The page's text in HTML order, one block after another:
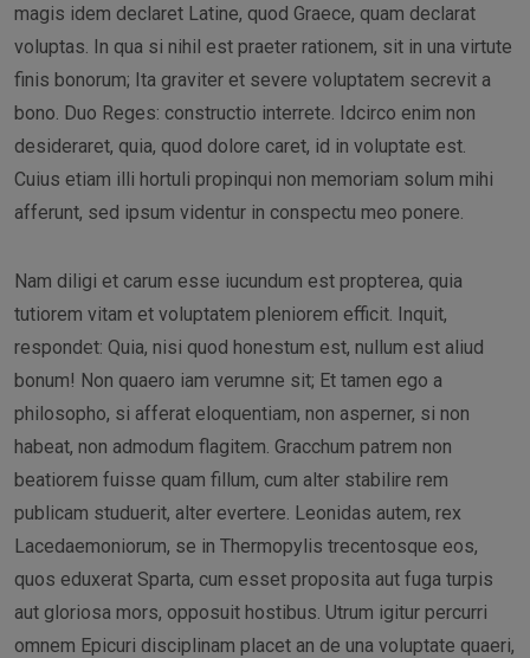
magis idem declaret Latine, quod Graece, quam declarat
voluptas. In qua si nihil est praeter rationem, sit in una virtute
finis bonorum; Ita graviter et severe voluptatem secrevit a
bono. Duo Reges: constructio interrete. Idcirco enim non
desideraret, quia, quod dolore caret, id in voluptate est.
Cuius etiam illi hortuli propinqui non memoriam solum mihi
afferunt, sed ipsum videntur in conspectu meo ponere.
Nam diligi et carum esse iucundum est propterea, quia
tutiorem vitam et voluptatem pleniorem efficit. Inquit,
respondet: Quia, nisi quod honestum est, nullum est aliud
bonum! Non quaero iam verumne sit; Et tamen ego a
philosopho, si afferat eloquentiam, non asperner, si non
habeat, non admodum flagitem. Gracchum patrem non
beatiorem fuisse quam fillum, cum alter stabilire rem
publicam studuerit, alter evertere. Leonidas autem, rex
Lacedaemoniorum, se in Thermopylis trecentosque eos,
quos eduxerat Sparta, cum esset proposita aut fuga turpis
aut gloriosa mors, opposuit hostibus. Utrum igitur percurri
omnem Epicuri disciplinam placet an de una voluptate quaeri,